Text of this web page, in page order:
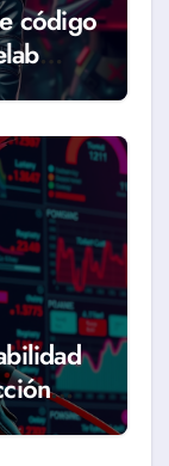
código